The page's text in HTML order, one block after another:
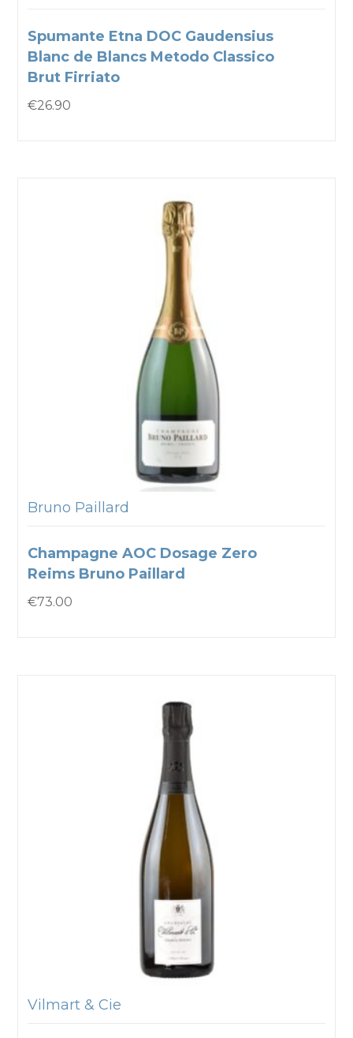
Spumante Etna DOC Gaudensius
Blanc de Blancs Metodo Classico
Brut Firriato
€26.90
Bruno Paillard
Champagne AOC Dosage Zero
Reims Bruno Paillard
€73.00
Vilmart & Cie